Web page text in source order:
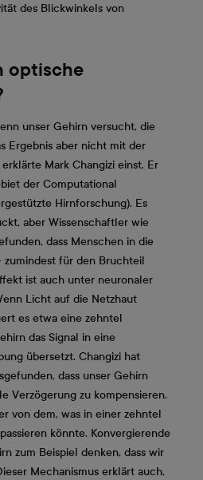
des Blickwinkels von
optische
unser Gehirn versucht, die
Ergebnis aber nicht mit der
Mark Changizi einst. Er
der Computational
Hirnforschung). Es
aber Wissenschaftler wie
dass Menschen in die
zumindest für den Bruchteil
ist auch unter neuronaler
Licht auf die Netzhaut
es etwa eine zehntel
das Signal in eine
übersetzt. Changizi hat
dass unser Gehirn
Verzögerung zu kompensieren.
von dem, was in einer zehntel
könnte. Konvergierende
zum Beispiel denken, dass wir
Mechanismus erklärt auch,